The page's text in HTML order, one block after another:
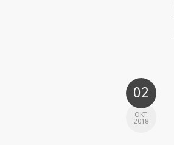
02
OKT.
2018